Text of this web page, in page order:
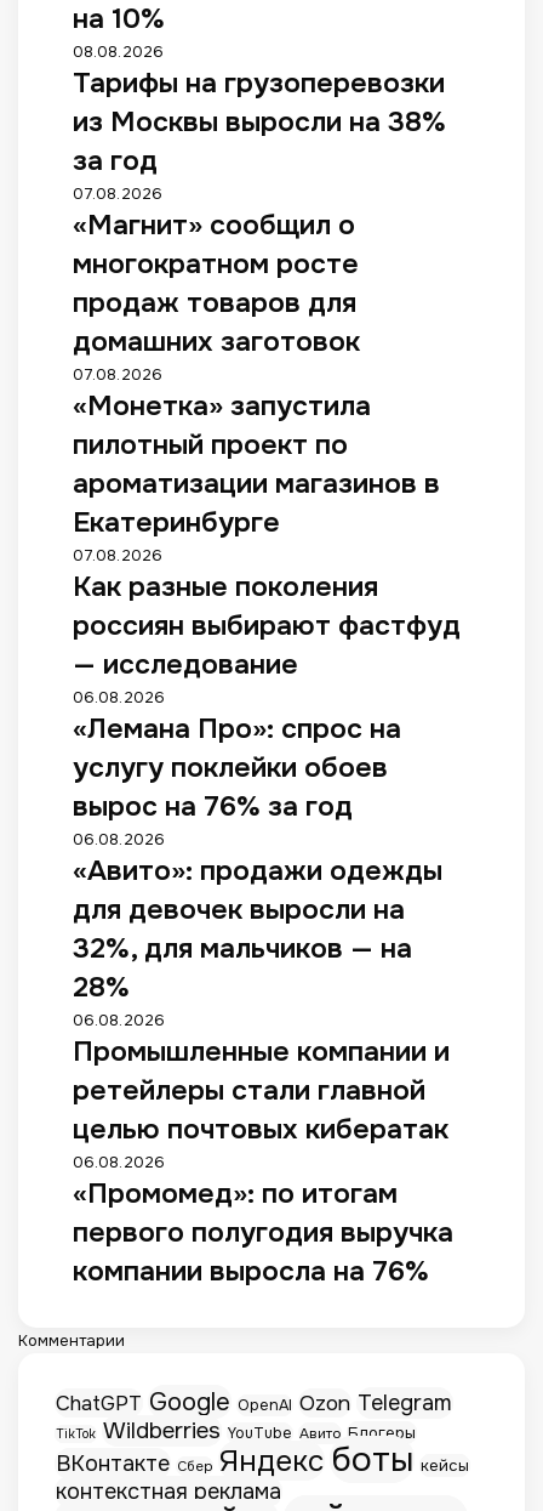
на 10%
08.08.2026
Тарифы на грузоперевозки
из Москвы выросли на 38%
за год
07.08.2026
«Магнит» сообщил о
многократном росте
продаж товаров для
домашних заготовок
07.08.2026
«Монетка» запустила
пилотный проект по
ароматизации магазинов в
Екатеринбурге
07.08.2026
Как разные поколения
россиян выбирают фастфуд
— исследование
06.08.2026
«Лемана Про»: спрос на
услугу поклейки обоев
вырос на 76% за год
06.08.2026
«Авито»: продажи одежды
для девочек выросли на
32%, для мальчиков — на
28%
06.08.2026
Промышленные компании и
ретейлеры стали главной
целью почтовых кибератак
06.08.2026
«Промомед»: по итогам
первого полугодия выручка
компании выросла на 76%
Комментарии
ChatGPT Google OpenAI Ozon Telegram
TikTok Wildberries YouTube Авито Блогеры
ВКонтакте Сбер Яндекс боты кейсы
контекстная реклама